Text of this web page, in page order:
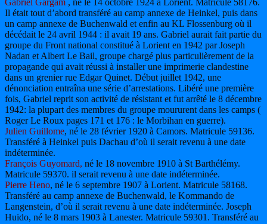
Il était tout d’abord transféré au camp annexe de Heinkel, puis dans
un camp annexe de Buchenwald et enfin au KL Flossenburg où il
décédait le 24 avril 1944 : il avait 19 ans. Gabriel aurait fait partie du
groupe du Front national constitué à Lorient en 1942 par Joseph
Nadan et Albert Le Bail, groupe chargé plus particulièrement de la
propagande qui avait réussi à installer une imprimerie clandestine
dans un grenier rue Edgar Quinet. Début juillet 1942, une
dénonciation entraîna une série d’arrestations. Libéré une première
fois, Gabriel reprit son activité de résistant et fut arrêté le 8 décembre
1942: la plupart des membres du groupe moururent dans les camps (
Roger Le Roux pages 171 et 176 : le Morbihan en guerre).
Julien Guillome, né le 28 février 1920 à Camors. Matricule 59136.
Transféré à Heinkel puis Dachau d’où il serait revenu à une date
indéterminée.
François Guyomard, né le 18 novembre 1910 à St Barthélémy.
Matricule 59370. il serait revenu à une date indéterminée.
Pierre Heno, né le 6 septembre 1907 à Lorient. Matricule 58168.
Transféré au camp annexe de Buchenwald, le Kommando de
Langenstein, d’où il serait revenu à une date indéterminée. Joseph
Huido, né le 8 mars 1903 à Lanester. Matricule 59301. Transféré au